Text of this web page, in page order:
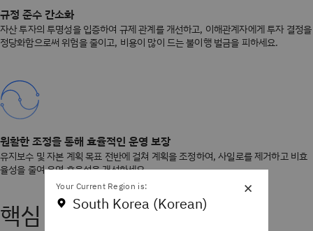
규정 준수 간소화
자산 투자의 투명성을 입증하여 규제 관계를 개선하고, 이해관계자에게 투자 결정을
정당화함으로써 위험을 줄이고, 비용이 많이 드는 불이행 벌금을 피하세요.
원활한 조정을 통해 효율적인 운영 보장
유지보수 및 자본 계획 목표 전반에 걸쳐 계획을 조정하여, 사일로를 제거하고 비효
율성을 줄여 운영 효율성을 개선하세요.
핵심 기능
×
Your Current Region is:
South Korea (Korean)